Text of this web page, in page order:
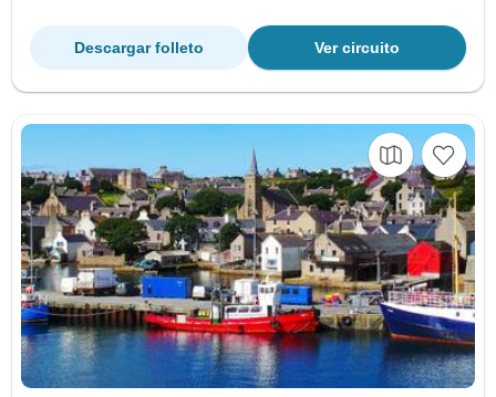
Ver circuito
Descargar folleto